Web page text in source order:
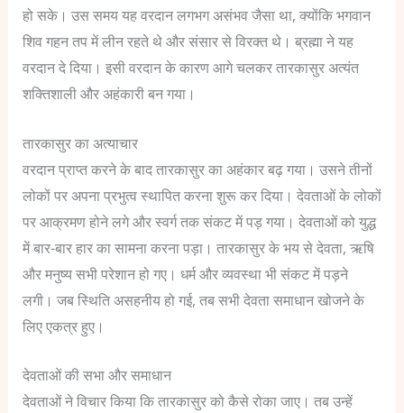
हो सके। उस समय यह वरदान लगभग असंभव जैसा था, क्योंकि भगवान
शिव गहन तप में लीन रहते थे और संसार से विरक्त थे। ब्रह्मा ने यह
वरदान दे दिया। इसी वरदान के कारण आगे चलकर तारकासुर अत्यंत
शक्तिशाली और अहंकारी बन गया।
तारकासुर का अत्याचार
वरदान प्राप्त करने के बाद तारकासुर का अहंकार बढ़ गया। उसने तीनों
लोकों पर अपना प्रभुत्व स्थापित करना शुरू कर दिया। देवताओं के लोकों
पर आक्रमण होने लगे और स्वर्ग तक संकट में पड़ गया। देवताओं को युद्ध
में बार-बार हार का सामना करना पड़ा। तारकासुर के भय से देवता, ऋषि
और मनुष्य सभी परेशान हो गए। धर्म और व्यवस्था भी संकट में पड़ने
लगी। जब स्थिति असहनीय हो गई, तब सभी देवता समाधान खोजने के
लिए एकत्र हुए।
देवताओं की सभा और समाधान
देवताओं ने विचार किया कि तारकासुर को कैसे रोका जाए। तब उन्हें